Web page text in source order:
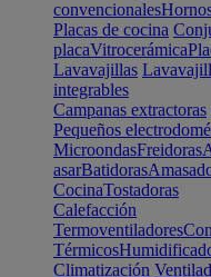
convencionales
Placas de cocina
placaVitrocerámica
Lavavajillas
integrables
Campanas extractoras
Pequeños
MicroondasFreidoras
asarBatidoras
CocinaTostadoras
Calefacción
Termoventiladores
Térmicos
Climatización